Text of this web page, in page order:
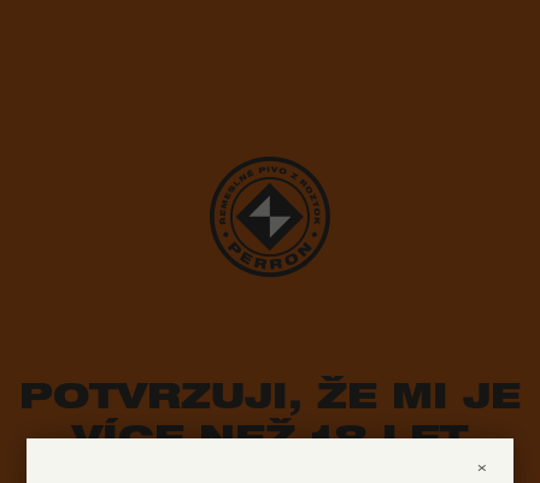
POTVRZUJI, ŽE MI JE
VÍCE NEŽ 18 LET
×